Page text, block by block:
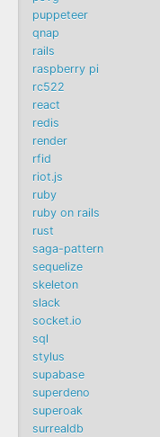
puppeteer
qnap
rails
raspberry pi
rc522
react
redis
render
rfid
riot.js
ruby
ruby on rails
rust
saga-pattern
sequelize
skeleton
slack
socket.io
sql
stylus
supabase
superdeno
superoak
surrealdb